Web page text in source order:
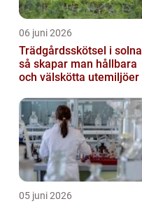
06 juni 2026
Trädgårdsskötsel i solna
så skapar man hållbara
och välskötta utemiljöer
05 juni 2026